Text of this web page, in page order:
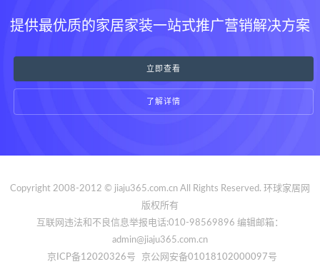
提供最优质的家居家装一站式推广营销解决方案
立即查看
了解详情
Copyright 2008-2012 © jiaju365.com.cn All Rights Reserved. 环球家居网
版权所有
互联网违法和不良信息举报电话:010-98569896 编辑邮箱：
admin@jiaju365.com.cn
京ICP备12020326号
京公网安备01018102000097号